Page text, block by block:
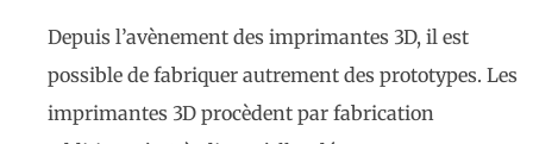
Depuis l’avènement des imprimantes 3D, il est
possible de fabriquer autrement des prototypes. Les
imprimantes 3D procèdent par fabrication